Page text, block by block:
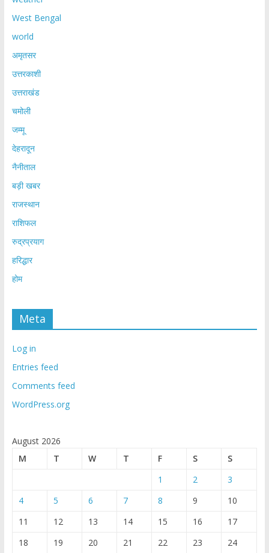
West Bengal
world
अमृतसर
उत्तरकाशी
उत्तराखंड
चमोली
जम्मू
देहरादून
नैनीताल
बड़ी खबर
राजस्थान
राशिफल
रुद्रप्रयाग
हरिद्धार
होम
Meta
Log in
Entries feed
Comments feed
WordPress.org
August 2026
M
T W T F S
S
1
2
3
4
5 6 7 8 9
10
11
12 13 14 15 16
17
18
19 20 21 22 23 24